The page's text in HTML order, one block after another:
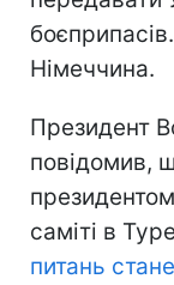
Німеччина.
Президент
повідомив,
саміті в
питань